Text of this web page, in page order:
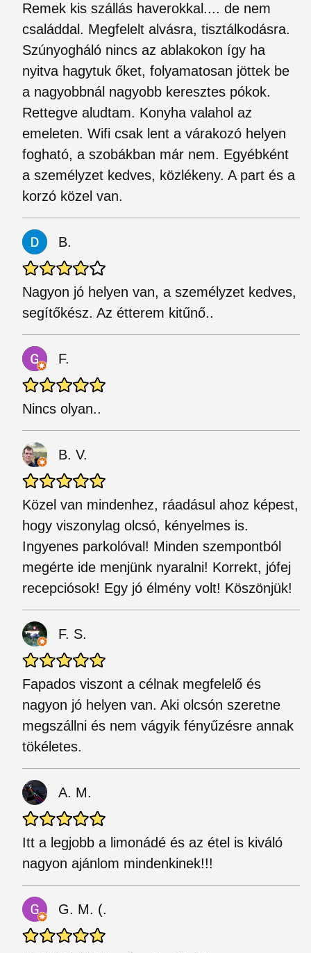
Remek kis szállás haverokkal.... de nem
családdal. Megfelelt alvásra, tisztálkodásra.
Szúnyogháló nincs az ablakokon így ha
nyitva hagytuk őket, folyamatosan jöttek be
a nagyobbnál nagyobb keresztes pókok.
Rettegve aludtam. Konyha valahol az
emeleten. Wifi csak lent a várakozó helyen
fogható, a szobákban már nem. Egyébként
a személyzet kedves, közlékeny. A part és a
korzó közel van.
B.
Nagyon jó helyen van, a személyzet kedves,
segítőkész. Az étterem kitűnő..
F.
Nincs olyan..
B. V.
Közel van mindenhez, ráadásul ahoz képest,
hogy viszonylag olcsó, kényelmes is.
Ingyenes parkolóval! Minden szempontból
megérte ide menjünk nyaralni! Korrekt, jófej
recepciósok! Egy jó élmény volt! Köszönjük!
F. S.
Fapados viszont a célnak megfelelő és
nagyon jó helyen van. Aki olcsón szeretne
megszállni és nem vágyik fényűzésre annak
tökéletes.
A. M.
Itt a legjobb a limonádé és az étel is kiváló
nagyon ajánlom mindenkinek!!!
G. M. (.